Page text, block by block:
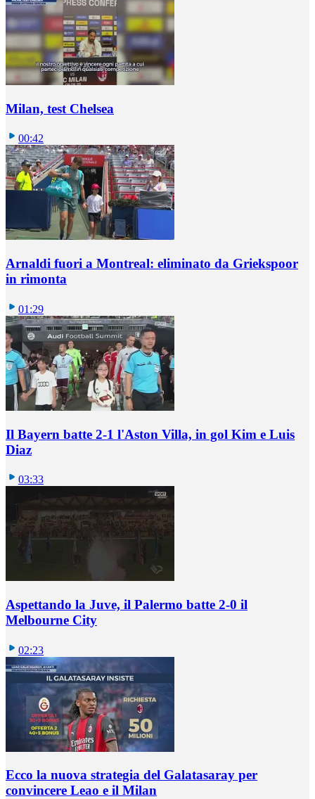
Milan, test Chelsea
00:42
Arnaldi fuori a Montreal: eliminato da Griekspoor
in rimonta
01:29
Il Bayern batte 2-1 l'Aston Villa, in gol Kim e Luis
Diaz
03:33
Aspettando la Juve, il Palermo batte 2-0 il
Melbourne City
02:23
Ecco la nuova strategia del Galatasaray per
convincere Leao e il Milan